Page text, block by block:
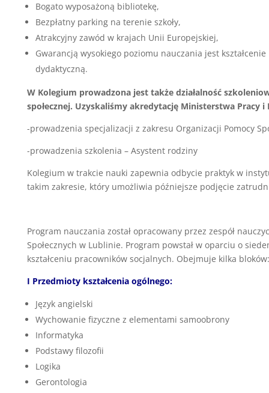
Bogato wyposażoną bibliotekę,
Bezpłatny parking na terenie szkoły,
Atrakcyjny zawód w krajach Unii Europejskiej,
Gwarancją wysokiego poziomu nauczania jest
dydaktyczną.
W Kolegium prowadzona jest także działalność
społecznej. Uzyskaliśmy akredytację Ministerstwa Pracy i
-prowadzenia specjalizacji z zakresu Organizacji Pomocy
-prowadzenia szkolenia – Asystent rodziny
Kolegium w trakcie nauki zapewnia odbycie praktyk w
takim zakresie, który umożliwia późniejsze podjęcie
Program nauczania został opracowany przez zespół
Społecznych w Lublinie. Program powstał w oparciu o
kształceniu pracowników socjalnych. Obejmuje kilka bloków:
I Przedmioty kształcenia ogólnego:
Język angielski
Wychowanie fizyczne z elementami samoobrony
Informatyka
Podstawy filozofii
Logika
Gerontologia